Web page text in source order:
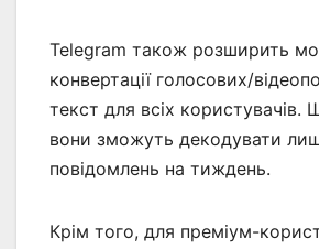
Telegram також розширить
конвертації голосових/
текст для всіх користувачів.
вони зможуть декодувати
повідомлень на тиждень.
Крім того, для преміум-